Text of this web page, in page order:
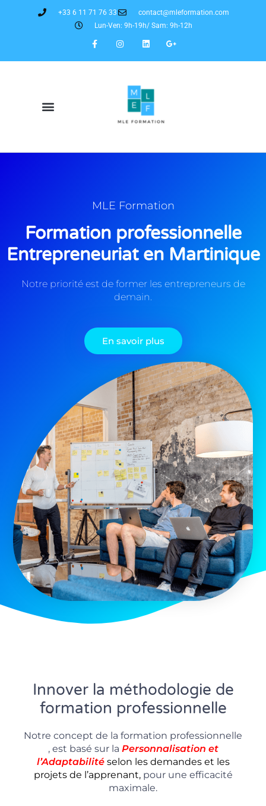
+33 6 11 71 76 33
contact@mleformation.com
Lun-Ven: 9h-19h/ Sam: 9h-12h
MLE Formation
Formation professionnelle
Entrepreneuriat en Martinique
Notre priorité est de former les entrepreneurs de
demain.
En savoir plus
Innover la méthodologie de
formation professionnelle
Notre concept de la formation professionnelle
, est basé sur la Personnalisation et
l’Adaptabilité selon les demandes et les
projets de l’apprenant,pour une efficacité
maximale.